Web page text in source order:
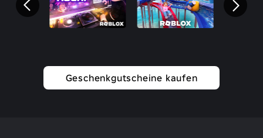
Geschenkgutscheine kaufen